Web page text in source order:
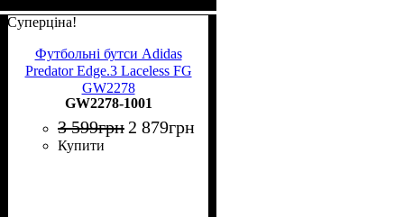
Суперціна!
Футбольні бутси Adidas
Predator Edge.3 Laceless FG
GW2278
GW2278-1001
3 599грн 2 879грн
Купити